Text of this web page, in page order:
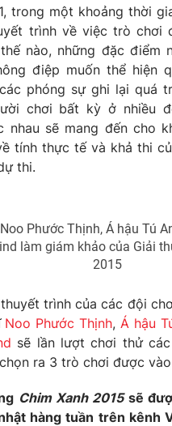
cuộc sống
nghệ tương lai
tuyến
khác
Podcast
Shorts
VTV Thể
trong một khoảng thời
trình về việc trò chơi
nào, những đặc điểm
điệp muốn thể hiện
phóng sự ghi lại quá
chơi bất kỳ ở nhiều
nhau sẽ mang đến cho
tính thực tế và khả thi
thi.
Phước Thịnh, Á hậu Tú
làm giám khảo của Giải
2015
trình của các đội
Noo Phước Thịnh, Á hậu
sẽ lần lượt chơi thử
ra 3 trò chơi được
Chim Xanh 2015sẽ
hàng tuần trên kênh